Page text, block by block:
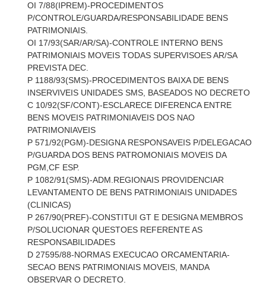
OI 7/88(IPREM)-PROCEDIMENTOS
P/CONTROLE/GUARDA/RESPONSABILIDADE BENS
PATRIMONIAIS.
OI 17/93(SAR/AR/SA)-CONTROLE INTERNO BENS
PATRIMONIAIS MOVEIS TODAS SUPERVISOES AR/SA
PREVISTA DEC.
P 1188/93(SMS)-PROCEDIMENTOS BAIXA DE BENS
INSERVIVEIS UNIDADES SMS, BASEADOS NO DECRETO
C 10/92(SF/CONT)-ESCLARECE DIFERENCA ENTRE
BENS MOVEIS PATRIMONIAVEIS DOS NAO
PATRIMONIAVEIS
P 571/92(PGM)-DESIGNA RESPONSAVEIS P/DELEGACAO
P/GUARDA DOS BENS PATROMONIAIS MOVEIS DA
PGM,CF ESP.
P 1082/91(SMS)-ADM.REGIONAIS PROVIDENCIAR
LEVANTAMENTO DE BENS PATRIMONIAIS UNIDADES
(CLINICAS)
P 267/90(PREF)-CONSTITUI GT E DESIGNA MEMBROS
P/SOLUCIONAR QUESTOES REFERENTE AS
RESPONSABILIDADES
D 27595/88-NORMAS EXECUCAO ORCAMENTARIA-
SECAO BENS PATRIMONIAIS MOVEIS, MANDA
OBSERVAR O DECRETO.